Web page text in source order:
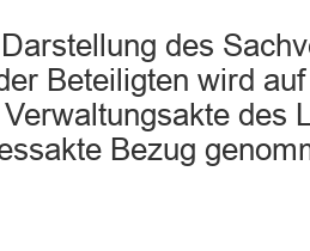
des
Beteiligten wird
des
Bezug